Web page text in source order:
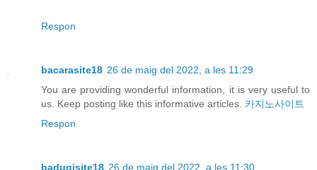
Respon
bacarasite18 26 de maig del 2022, a les 11:29
You are providing wonderful information, it is very useful to
us. Keep posting like this informative articles. 카지노사이트
Respon
badugisite18 26 de maig del 2022, a les 11:30